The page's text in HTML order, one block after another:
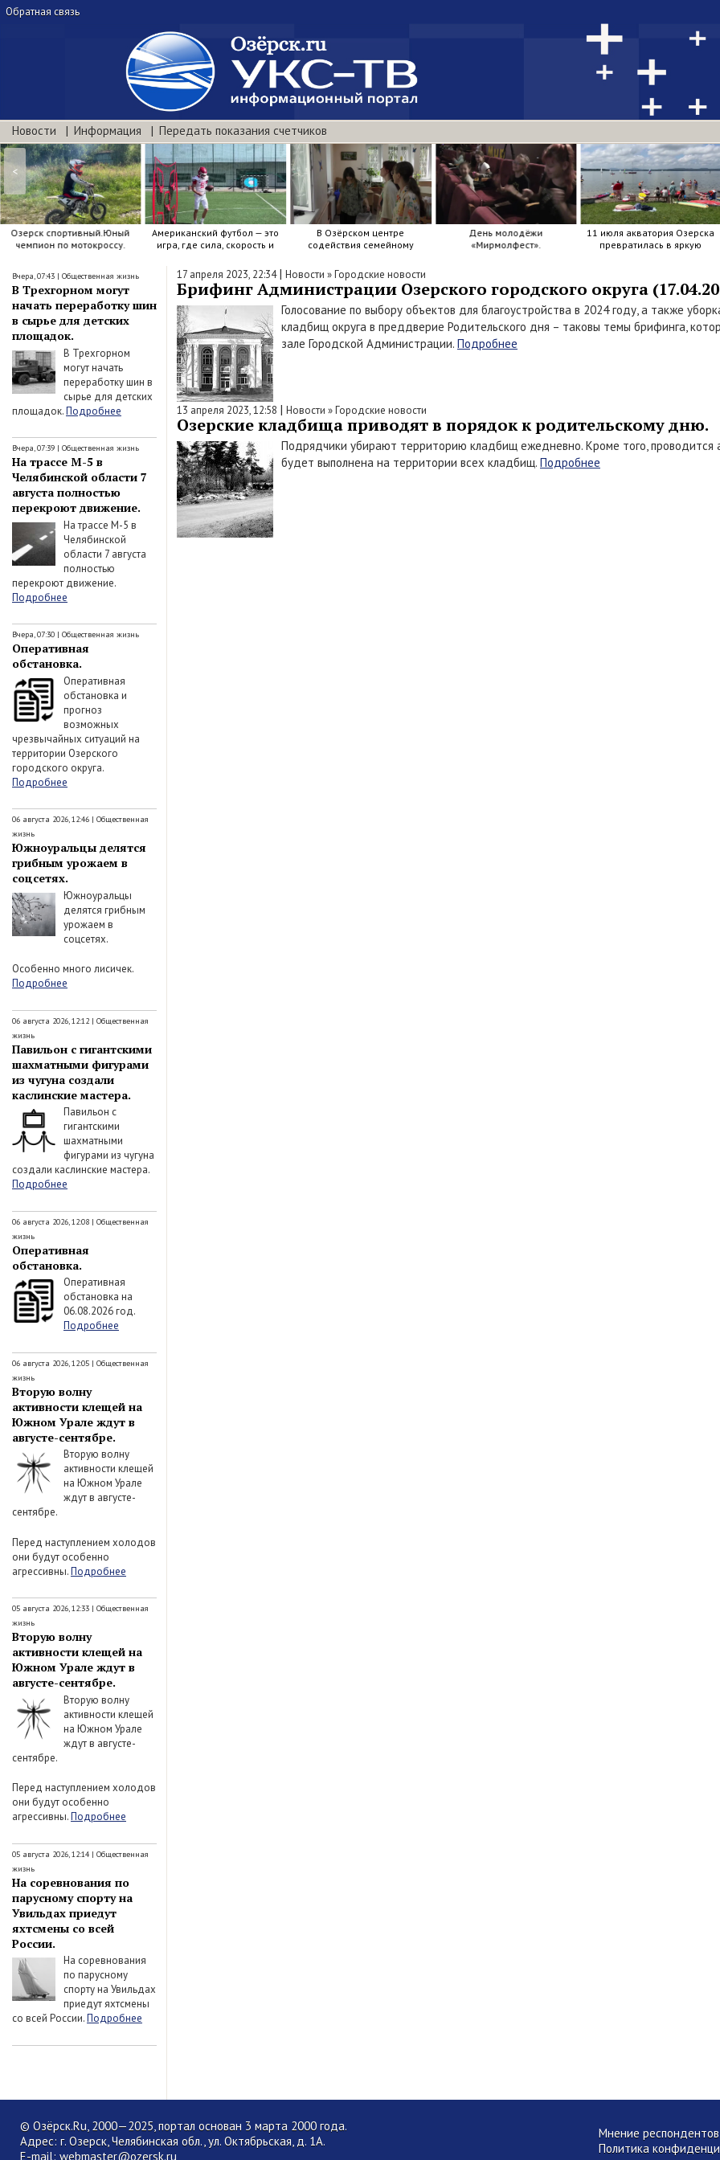
Обратная связь
Новости Информация Передать показания счетчиков
Озерск спортивный.Юный
чемпион по мотокроссу.
Американский футбол — это
игра, где сила, скорость и
В Озёрском центре
содействия семейному
День молодёжи
«Мирмолфест».
11 июля акватория Озерска
превратилась в яркую
<
Вчера, 07:43 | Общественная жизнь
В Трехгорном могут
начать переработку шин
в сырье для детских
площадок.
В Трехгорном
могут начать
переработку шин в
сырье для детских
площадок.Подробнее
Вчера, 07:39 | Общественная жизнь
На трассе М-5 в
Челябинской области 7
августа полностью
перекроют движение.
На трассе М-5 в
Челябинской
области 7 августа
полностью
перекроют движение.
Подробнее
Вчера, 07:30 | Общественная жизнь
Оперативная
обстановка.
Оперативная
обстановка и
прогноз
возможных
чрезвычайных ситуаций на
территории Озерского
городского округа.
Подробнее
06 августа 2026, 12:46 | Общественная
жизнь
Южноуральцы делятся
грибным урожаем в
соцсетях.
Южноуральцы
делятся грибным
урожаем в
соцсетях.
Особенно много лисичек.
Подробнее
06 августа 2026, 12:12 | Общественная
жизнь
Павильон с гигантскими
шахматными фигурами
из чугуна создали
каслинские мастера.
Павильон с
гигантскими
шахматными
фигурами из чугуна
создали каслинские мастера.
Подробнее
06 августа 2026, 12:08 | Общественная
жизнь
Оперативная
обстановка.
Оперативная
обстановка на
06.08.2026 год.
Подробнее
06 августа 2026, 12:05 | Общественная
жизнь
Вторую волну
активности клещей на
Южном Урале ждут в
августе-сентябре.
Вторую волну
активности клещей
на Южном Урале
ждут в августе-
сентябре.
Перед наступлением холодов
они будут особенно
агрессивны.Подробнее
05 августа 2026, 12:33 | Общественная
жизнь
Вторую волну
активности клещей на
Южном Урале ждут в
августе-сентябре.
Вторую волну
активности клещей
на Южном Урале
ждут в августе-
сентябре.
Перед наступлением холодов
они будут особенно
агрессивны.Подробнее
05 августа 2026, 12:14 | Общественная
жизнь
На соревнования по
парусному спорту на
Увильдах приедут
яхтсмены со всей
России.
На соревнования
по парусному
спорту на Увильдах
приедут яхтсмены
со всей России.Подробнее
17 апреля 2023, 22:34| Новости »Городские новости
Брифинг Администрации Озерского городского округа
Голосование по выбору объектов для благоустройства в 2024 году, а также
кладбищ округа в преддверие Родительского дня – таковы темы брифинга,
зале Городской Администрации. Подробнее
13 апреля 2023, 12:58 | Новости »Городские новости
Озерские кладбища приводят в порядок к родительскому дню.
Подрядчики убирают территорию кладбищ ежедневно. Кроме того, проводится
будет выполнена на территории всех кладбищ. Подробнее
© Озёрск.Ru, 2000—2025, портал основан 3 марта 2000 года.
Адрес: г. Озерск, Челябинская обл., ул. Октябрьская, д. 1А.
E-mail: webmaster@ozersk.ru
Мнение
Политика